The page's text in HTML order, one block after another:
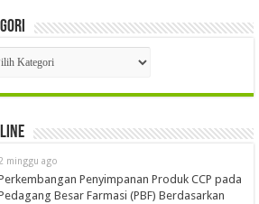
minggu ago
Penyimpanan Produk CCP pada
Besar Farmasi (PBF) Berdasarkan